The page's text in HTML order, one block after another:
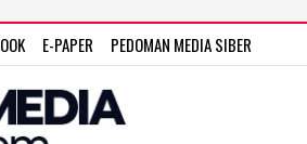
E-PAPER PEDOMAN MEDIA SIBER